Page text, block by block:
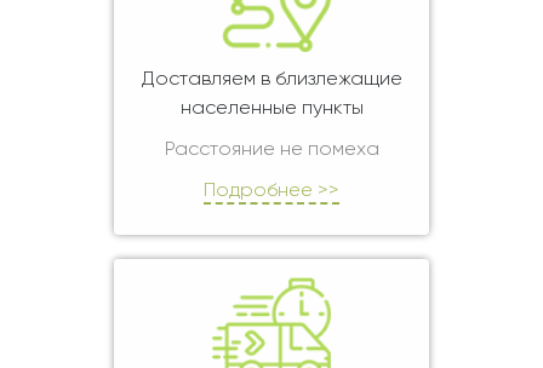
Доставляем в близлежащие
населенные пункты
Расстояние не помеха
Подробнее >>